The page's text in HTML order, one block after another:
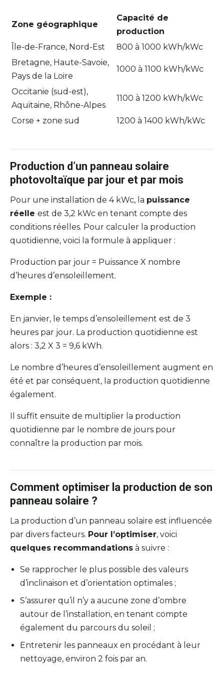
Zone géographique
Capacité de
production
Île-de-France, Nord-Est
800 à 1000 kWh/kWc
Bretagne, Haute-Savoie,
Pays de la Loire
1000 à 1100 kWh/kWc
Occitanie (sud-est),
Aquitaine, Rhône-Alpes
1100 à 1200 kWh/kWc
Corse + zone sud 1200 à 1400 kWh/kWc
Production d’un panneau solaire
photovoltaïque par jour et par mois
Pour une installation de 4 kWc, la puissance
réelle est de 3,2 kWc en tenant compte des
conditions réelles. Pour calculer la production
quotidienne, voici la formule à appliquer :
Production par jour = Puissance X nombre
d’heures d’ensoleillement.
Exemple :
En janvier, le temps d’ensoleillement est de 3
heures par jour. La production quotidienne est
alors : 3,2 X 3 = 9,6 kWh.
Le nombre d’heures d’ensoleillement augment en
été et par conséquent, la production quotidienne
également.
Il suffit ensuite de multiplier la production
quotidienne par le nombre de jours pour
connaître la production par mois.
Comment optimiser la production de son
panneau solaire ?
La production d’un panneau solaire est influencée
par divers facteurs. Pour l’optimiser, voici
quelques recommandations à suivre :
Se rapprocher le plus possible des valeurs
d’inclinaison et d’orientation optimales ;
S’assurer qu’il n’y a aucune zone d’ombre
autour de l’installation, en tenant compte
également du parcours du soleil ;
Entretenir les panneaux en procédant à leur
nettoyage, environ 2 fois par an.